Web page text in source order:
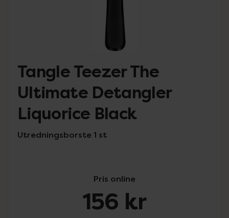
Tangle Teezer The
Ultimate Detangler
Liquorice Black
Utredningsborste 1 st
Pris online
156 kr